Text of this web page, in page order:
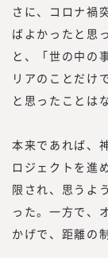
さに、コロナ禍
ばよかったと思
と、「世の中の
リアのことだけ
と思ったことは
本来であれば、
ロジェクトを進
限され、思うよ
った。一方で、
かげで、距離の